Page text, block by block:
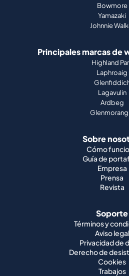
Bowmore
Yamazaki
Johnnie
Principales marcas de
Highland
Laphroaig
Lagavulin
Ardbeg
Sobre
Cómo
Guía de
Empresa
Prensa
Revista
Soporte
Términos y
Aviso legal
Privacidad de
Derecho de
Cookies
Trabajos